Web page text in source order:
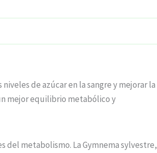
de azúcar en la sangre y mejorar la
mejor equilibrio metabólico y
del metabolismo. La Gymnema sylvestre,